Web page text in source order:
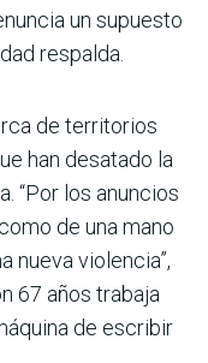
un supuesto
respalda.
de territorios
han desatado la
“Por los anuncios
de una mano
nueva violencia”,
67 años trabaja
de escribir